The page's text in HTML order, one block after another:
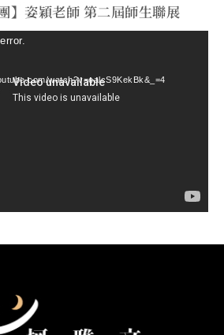
】姿穎老師 第二屆師生聯展
watch?v=ealcS9KekBk&_=4